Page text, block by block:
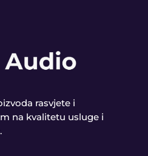
rasvjete i
na kvalitetu usluge i